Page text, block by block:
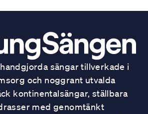
sängar tillverkade i
och noggrant utvalda
kontinentalsängar, ställbara
med genomtänkt